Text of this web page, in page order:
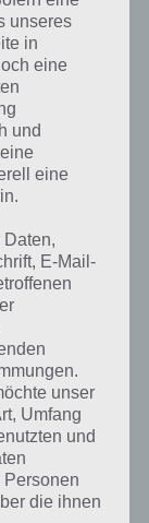
befinden sich
bei
um zur
ein Wort in der
unseres
in
eine
und
eine
E-Mail-
unser
Umfang
und
Personen
die ihnen